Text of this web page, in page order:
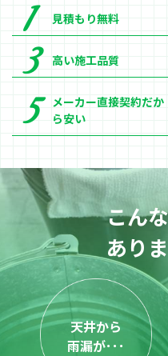
見積もり無料
高い施工品質
メーカー直接契約だか
ら安い
こん
あり
天井から
雨漏が･･･